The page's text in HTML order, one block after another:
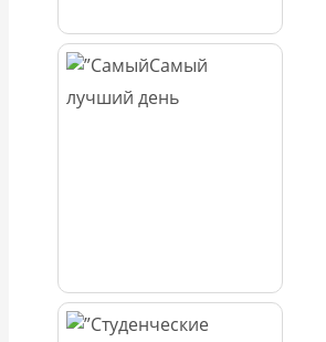
Самый
лучший день